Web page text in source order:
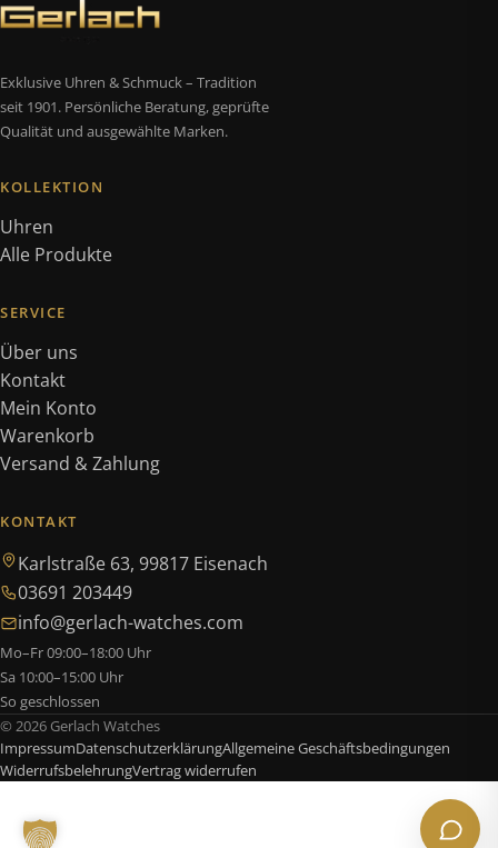
Exklusive Uhren & Schmuck – Tradition
seit 1901. Persönliche Beratung, geprüfte
Qualität und ausgewählte Marken.
KOLLEKTION
Uhren
Alle Produkte
SERVICE
Über uns
Kontakt
Mein Konto
Warenkorb
Versand & Zahlung
KONTAKT
Karlstraße 63, 99817 Eisenach
03691 203449
info@gerlach-watches.com
Mo–Fr 09:00–18:00 Uhr
Sa 10:00–15:00 Uhr
So geschlossen
© 2026 Gerlach Watches
ImpressumDatenschutzerklärungAllgemeine Geschäftsbedingungen
WiderrufsbelehrungVertrag widerrufen